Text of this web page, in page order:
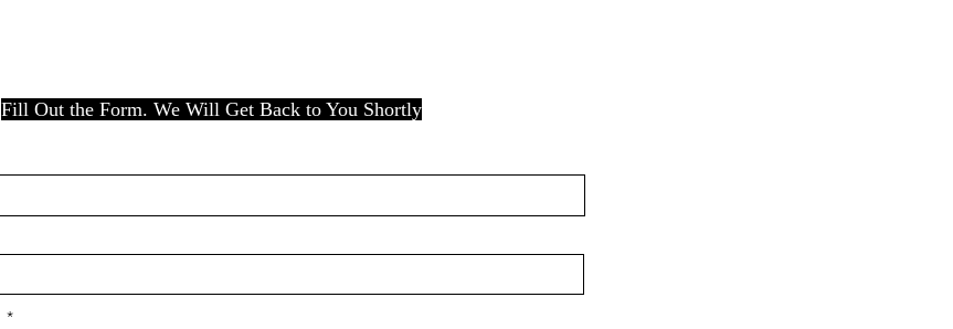
Fill Out the Form. We Will Get Back to You Shortly